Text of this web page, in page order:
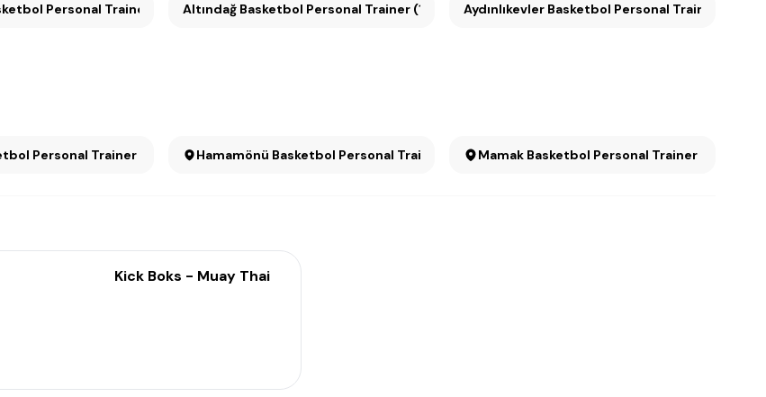
Personal Trainer (1) Altındağ Basketbol Personal Trainer (1) Aydınlıkevler Basketbol Personal Trainer (1)
Basketbol Personal Trainer Hamamönü Basketbol Personal Trainer Mamak Basketbol Personal Trainer
Kick Boks - Muay Thai